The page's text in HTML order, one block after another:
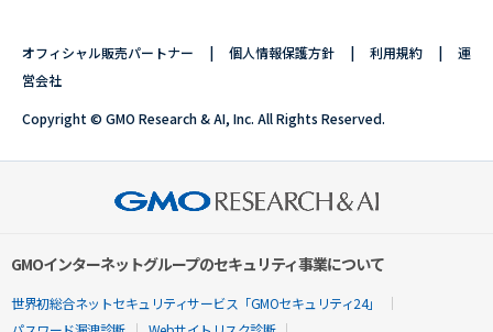
オフィシャル販売パートナー 個人情報保護方針 利用規約
運
営会社
Copyright © GMO Research & AI, Inc. All Rights Reserved.
GMOインターネットグループのセキュリティ事業について
世界初総合ネットセキュリティサービス「GMOセキュリティ24」